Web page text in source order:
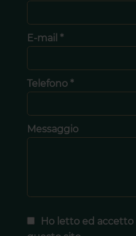
E-mail *
Telefono *
Messaggio
Ho letto ed accetto